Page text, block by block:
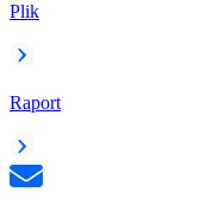
Plik
Raport